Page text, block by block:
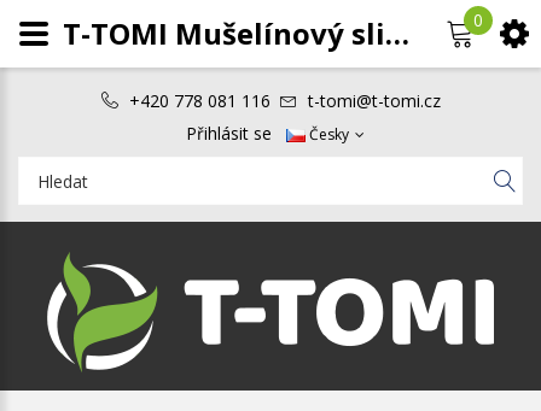
+420 778 081 116
t-tomi@t-tomi.cz
Přihlásit se
Česky
0
T-TOMI Mušelínový slintáček Bunny